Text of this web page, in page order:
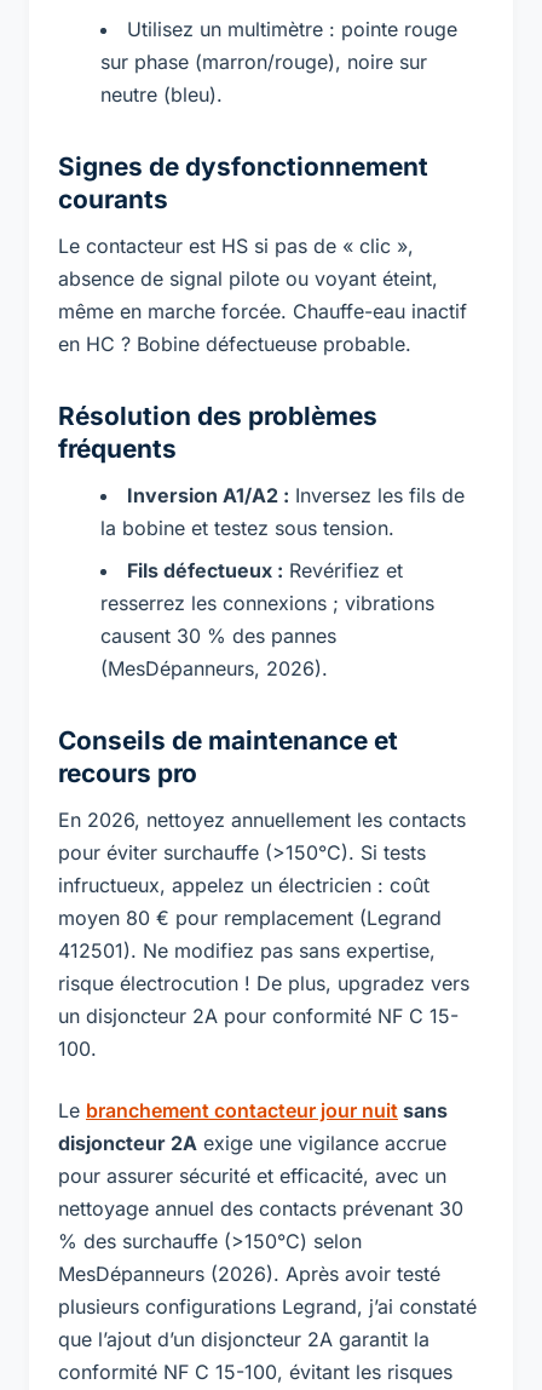
Utilisez un multimètre : pointe rouge
sur phase (marron/rouge), noire sur
neutre (bleu).
Signes de dysfonctionnement
courants
Le contacteur est HS si pas de « clic »,
absence de signal pilote ou voyant éteint,
même en marche forcée. Chauffe-eau inactif
en HC ? Bobine défectueuse probable.
Résolution des problèmes
fréquents
Inversion A1/A2 : Inversez les fils de
la bobine et testez sous tension.
Fils défectueux : Revérifiez et
resserrez les connexions ; vibrations
causent 30 % des pannes
(MesDépanneurs, 2026).
Conseils de maintenance et
recours pro
En 2026, nettoyez annuellement les contacts
pour éviter surchauffe (>150°C). Si tests
infructueux, appelez un électricien : coût
moyen 80 € pour remplacement (Legrand
412501). Ne modifiez pas sans expertise,
risque électrocution ! De plus, upgradez vers
un disjoncteur 2A pour conformité NF C 15-
100.
Le branchement contacteur jour nuit sans
disjoncteur 2A exige une vigilance accrue
pour assurer sécurité et efficacité, avec un
nettoyage annuel des contacts prévenant 30
% des surchauffe (>150°C) selon
MesDépanneurs (2026). Après avoir testé
plusieurs configurations Legrand, j’ai constaté
que l’ajout d’un disjoncteur 2A garantit la
conformité NF C 15-100, évitant les risques